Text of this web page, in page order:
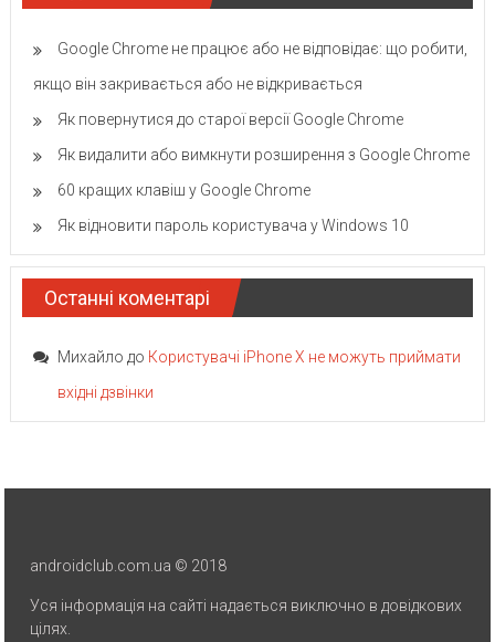
Google Chrome не працює або не відповідає: що робити,
якщо він закривається або не відкривається
Як повернутися до старої версії Google Chrome
Як видалити або вимкнути розширення з Google Chrome
60 кращих клавіш у Google Chrome
Як відновити пароль користувача у Windows 10
Останні коментарі
Михайло до Користувачі iPhone X не можуть приймати
вхідні дзвінки
androidclub.com.ua © 2018
Уся інформація на сайті надається виключно в довідкових
цілях.